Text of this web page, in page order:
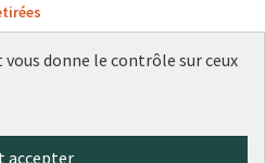
donne le contrôle sur ceux
accepter